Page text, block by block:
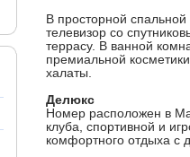
В просторной
телевизор со
террасу. В ванной
премиальной
халаты.
Делюкс
Номер расположен в
клуба, спортивной и
комфортного отдыха с